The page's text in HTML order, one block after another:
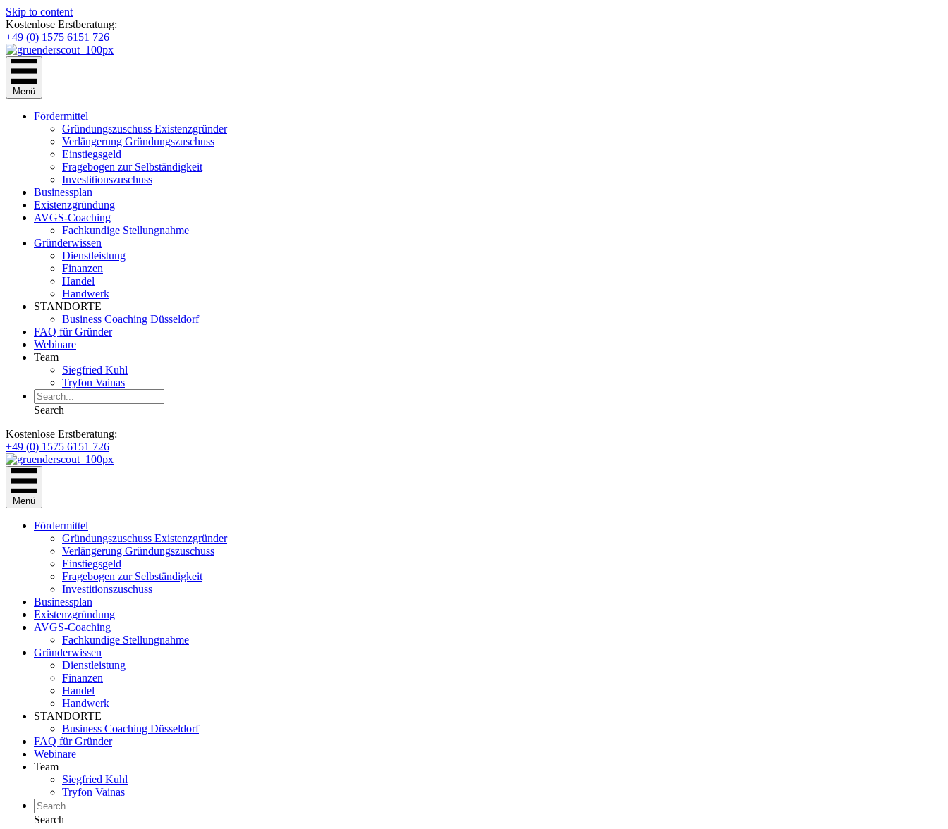
Skip to content
Kostenlose Erstberatung:
+49 (0) 1575 6151 726
Menü
Fördermittel
Gründungszuschuss Existenzgründer
Verlängerung Gründungszuschuss
Einstiegsgeld
Fragebogen zur Selbständigkeit
Investitionszuschuss
Businessplan
Existenzgründung
AVGS-Coaching
Fachkundige Stellungnahme
Gründerwissen
Dienstleistung
Finanzen
Handel
Handwerk
STANDORTE
Business Coaching Düsseldorf
FAQ für Gründer
Webinare
Team
Siegfried Kuhl
Tryfon Vainas
Search
Kostenlose Erstberatung:
+49 (0) 1575 6151 726
Menü
Fördermittel
Gründungszuschuss Existenzgründer
Verlängerung Gründungszuschuss
Einstiegsgeld
Fragebogen zur Selbständigkeit
Investitionszuschuss
Businessplan
Existenzgründung
AVGS-Coaching
Fachkundige Stellungnahme
Gründerwissen
Dienstleistung
Finanzen
Handel
Handwerk
STANDORTE
Business Coaching Düsseldorf
FAQ für Gründer
Webinare
Team
Siegfried Kuhl
Tryfon Vainas
Search